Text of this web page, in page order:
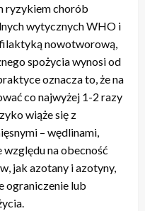
ryzykiem chorób
wytycznych WHO i
nowotworową,
spożycia wynosi od
oznacza to, że na
co najwyżej 1-2 razy
wiąże się z
– wędlinami,
na obecność
jak azotany i azotyny,
ograniczenie lub